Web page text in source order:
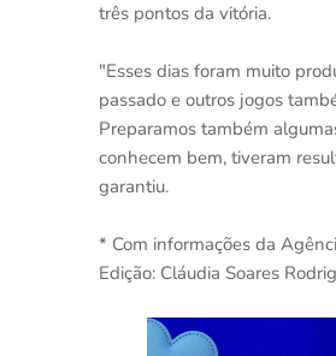
três pontos da vitória.
"Esses dias foram muito
passado e outros jogos
Preparamos também
conhecem bem, tiveram
garantiu.
* Com informações da
Edição: Cláudia Soares